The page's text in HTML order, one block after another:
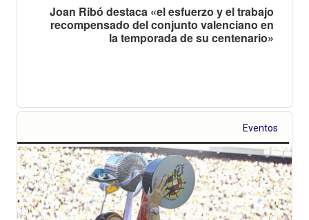
Joan Ribó destaca «el esfuerzo y el trabajo
recompensado del conjunto valenciano en
la temporada de su centenario»
Eventos